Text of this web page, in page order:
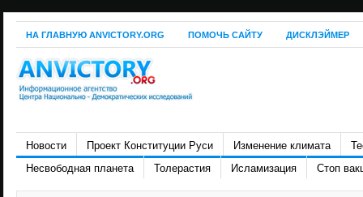
НА ГЛАВНУЮ ANVICTORY.ORG ПОМОЧЬ САЙТУ ДИСКЛЭЙМЕР
Новости Проект Конституции Руси Изменение климата
Несвободная планета
Толерастия Исламизация Стоп